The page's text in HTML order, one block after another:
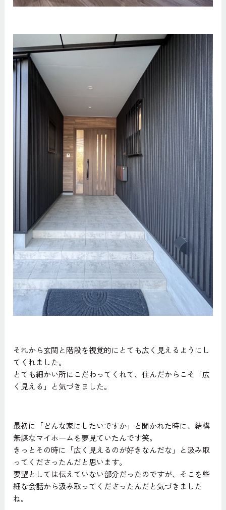
それから玄関と階段を視覚的にとても広く見えるようにし
てくれました。
とても細かい所にこだわってくれて、住んだからこそ「広
く見える」と気づきました。
最初に「どんな家にしたいですか」と聞かれた時に、結構
無謀なマイホームを夢見ていたんです笑。
きっとその時に「広く見えるのが好きなんだな」と汲み取
ってくださったんだと思います。
要望としては伝えていない部分だったのですが、そこを些
細な会話から汲み取ってくださったんだと気づきました
ね。